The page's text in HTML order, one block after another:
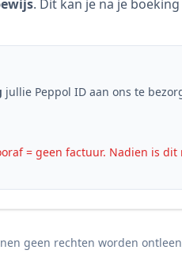
. Dit kan je na je
jullie Peppol ID aan ons te
= geen factuur. Nadien is dit
geen rechten worden